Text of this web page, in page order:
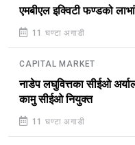
एमबीएल इक्विटी फण्डको
11 घण्टा अगाडी
CAPITAL MARKET
नाडेप लघुवित्तका सीईओ
कामु सीईओ नियुक्त
11 घण्टा अगाडी